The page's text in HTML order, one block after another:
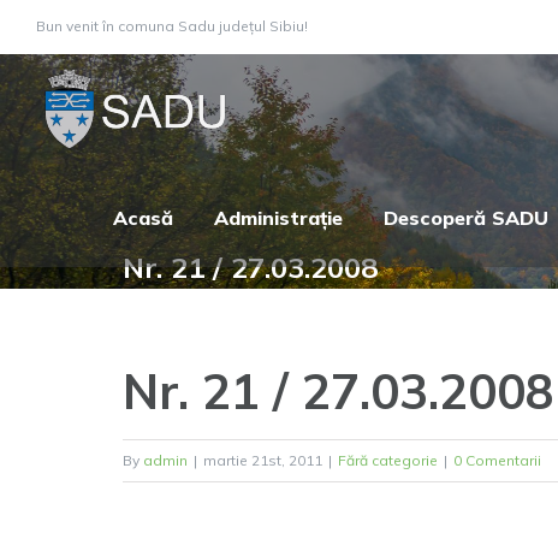
Skip
to
content
Bun venit în comuna Sadu județul Sibiu!
Acasă Administrație Descoperă SADU
Nr. 21 / 27.03.2008
Nr. 21 / 27.03.2008
By admin | martie 21st, 2011 | Fără categorie | 0 Comentarii